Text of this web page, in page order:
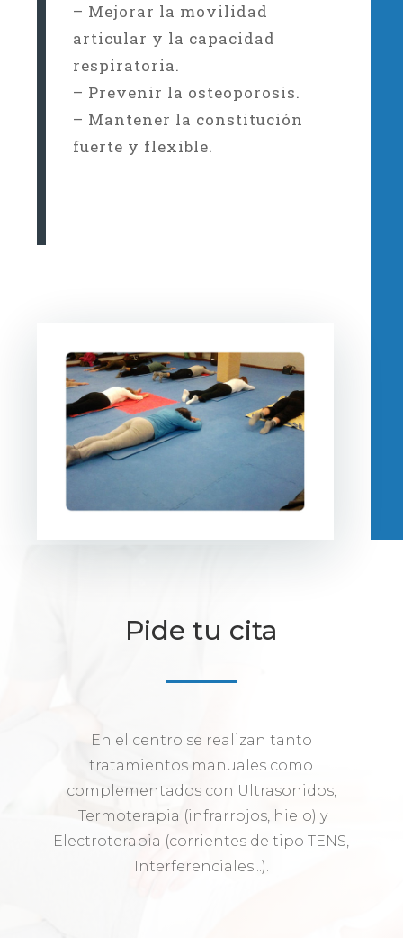
– Mejorar la movilidad
articular y la capacidad
respiratoria.
– Prevenir la osteoporosis.
– Mantener la constitución
fuerte y flexible.
Pide tu cita
En el centro se realizan tanto
tratamientos manuales como
complementados con Ultrasonidos,
Termoterapia (infrarrojos, hielo) y
Electroterapia (corrientes de tipo TENS,
Interferenciales...).